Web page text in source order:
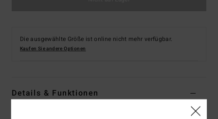
Die ausgewählte Größe ist online nicht mehr verfügbar.
Kaufen Sie andere Optionen
Details & Funktionen